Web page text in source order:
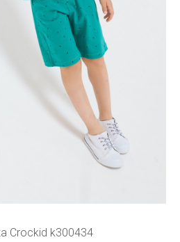
Crockid k300434